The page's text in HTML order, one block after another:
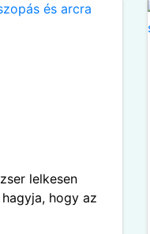
lelkesen
hogy az